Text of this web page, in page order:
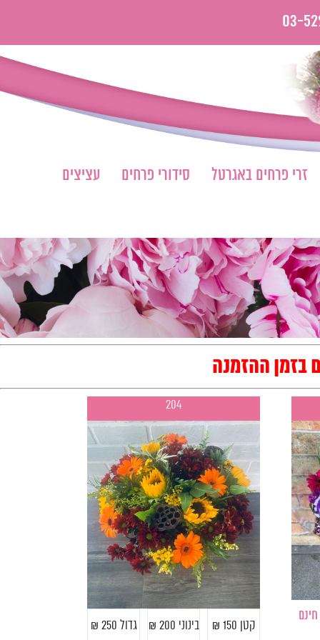
03-
זרי פרחים באגרטל סידורי פרחים עציצים
בזמן ההזמנה
חינם
204
קטן 150 ₪ בינוני 200 ₪ גדול 250 ₪